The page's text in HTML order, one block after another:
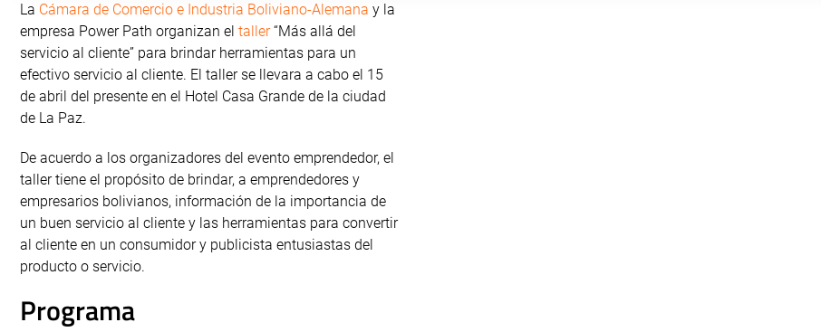
La Cámara de Comercio e Industria Boliviano-Alemana y la
empresa Power Path organizan el taller“Más allá del
servicio al cliente” para brindar herramientas para un
efectivo servicio al cliente. El taller se llevara a cabo el 15
de abril del presente en el Hotel Casa Grande de la ciudad
de La Paz.
De acuerdo a los organizadores del evento emprendedor, el
taller tiene el propósito de brindar, a emprendedores y
empresarios bolivianos, información de la importancia de
un buen servicio al cliente y las herramientas para convertir
al cliente en un consumidor y publicista entusiastas del
producto o servicio.
Programa